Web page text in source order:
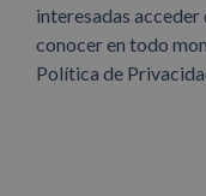
interesadas
conocer en todo
Política de